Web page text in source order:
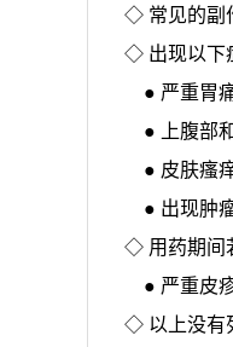
◇ 常见的副
◇ 出现以下
● 严重胃
● 上腹部
● 皮肤瘙
● 出现肿
◇ 用药期间
● 严重皮
◇ 以上没有